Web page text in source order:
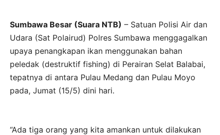
Sumbawa Besar (Suara NTB) – Satuan Polisi Air dan
Udara (Sat Polairud) Polres Sumbawa menggagalkan
upaya penangkapan ikan menggunakan bahan
peledak (destruktif fishing) di Perairan Selat Balabai,
tepatnya di antara Pulau Medang dan Pulau Moyo
pada, Jumat (15/5) dini hari.
“Ada tiga orang yang kita amankan untuk dilakukan